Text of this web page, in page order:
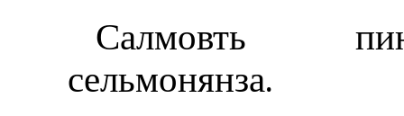
Салмовть
сельмонянза.